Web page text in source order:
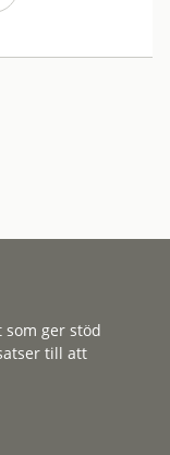
ger stöd
till att